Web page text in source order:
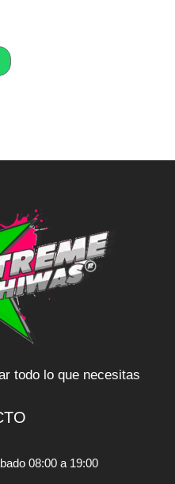
todo lo que necesitas
08:00 a 19:00